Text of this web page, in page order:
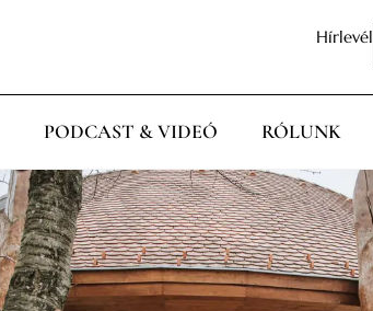
Hírlevél
PODCAST & VIDEÓ RÓLUNK